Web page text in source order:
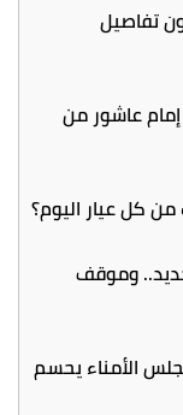
تفاصيل
عاشور من
وموقف
الأمناء يحسم